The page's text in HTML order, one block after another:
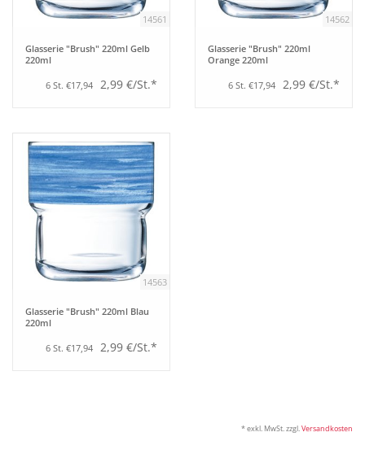
Küche
Technik
Tipps
Fuchs Blog
14561
Glasserie "Brush" 220ml Gelb
220ml
6 St. €17,94 2,99 €/St.*
14562
Glasserie "Brush" 220ml
Orange 220ml
6 St. €17,94 2,99 €/St.*
14563
Glasserie "Brush" 220ml Blau
220ml
6 St. €17,94 2,99 €/St.*
* exkl. MwSt. zzgl.Versandkosten